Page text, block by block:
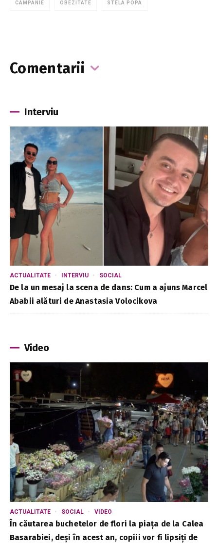
CAMPANIE OBEZITATE STELA POPA
Comentarii
Interviu
ACTUALITATE INTERVIU SOCIAL
De la un mesaj la scena de dans: Cum a ajuns Marcel
Ababii alături de Anastasia Volocikova
Video
ACTUALITATE SOCIAL VIDEO
În căutarea buchetelor de flori la piața de la Calea
Basarabiei, deși în acest an, copiii vor fi lipsiți de